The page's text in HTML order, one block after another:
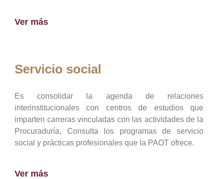
Ver más
Servicio social
Es consolidar la agenda de relaciones
interinstitucionales con centros de estudios que
imparten carreras vinculadas con las actividades de la
Procuraduría, Consulta los programas de servicio
social y prácticas profesionales que la PAOT ofrece.
Ver más